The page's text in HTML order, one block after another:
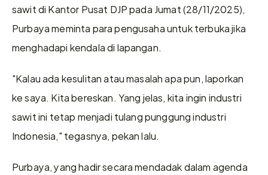
sawit di Kantor Pusat DJP pada Jumat (28/11/2025),
Purbaya meminta para pengusaha untuk terbuka jika
menghadapi kendala di lapangan.
"Kalau ada kesulitan atau masalah apa pun, laporkan
ke saya. Kita bereskan. Yang jelas, kita ingin industri
sawit ini tetap menjadi tulang punggung industri
Indonesia," tegasnya, pekan lalu.
Purbaya, yang hadir secara mendadak dalam agenda